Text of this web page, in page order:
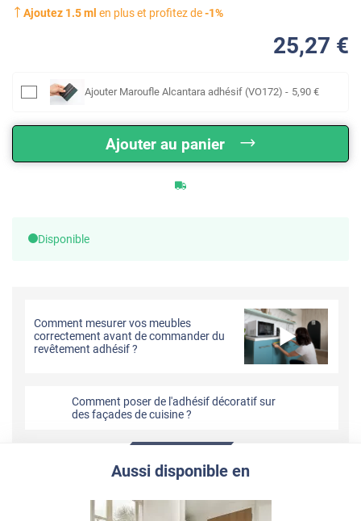
Ajoutez 1.5ml en plus et profitez de-1%
25,27 €
Ajouter Maroufle Alcantara adhésif (VO172) - 5,90 €
Ajouter au panier
Disponible
Comment mesurer vos meubles
correctement avant de commander du
revêtement adhésif ?
Comment poser de l'adhésif décoratif sur
des façades de cuisine ?
Aussi disponible en